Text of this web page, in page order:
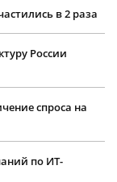
в 2 раза
России
спроса на
по ИТ-